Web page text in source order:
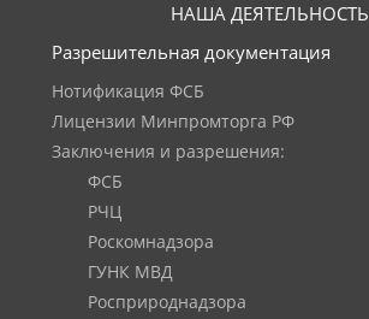
НАША ДЕЯТЕЛЬНОСТЬ
Разрешительная документация
Нотификация ФСБ
Лицензии Минпромторга РФ
Заключения и разрешения:
ФСБ
РЧЦ
Роскомнадзора
ГУНК МВД
Росприроднадзора